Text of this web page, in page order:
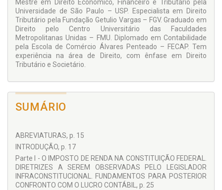
Para tanto, será preciso analisar as funções e os usuários da
contabilidade, identificando a atual perspectiva e os critérios
que guiam a elaboração dos relatórios contábeis. Feito isso,
tratar-se-á de responder à seguinte indagação: poderia o
legislador tributário brasileiro adotar o modelo de
dependência total, isto é, adotar o lucro contábil/societário
como base de cálculo do imposto de renda das pessoas
processo de determinação, como acontece em alguns
países? Em última análise, analisar-se-á criticamente se o
lucro contábil, juridicizado que foi pelo Direito Societário e
Tributário, confirmaria ou infirmaria o aspecto material do
Mestre em Direito Econômico, Financeiro e Tributário pela
Universidade de São Paulo – USP. Especialista em Direito
Tributário pela Fundação Getulio Vargas – FGV. Graduado em
Direito pelo Centro Universitário das Faculdades
Metropolitanas Unidas – FMU. Diplomado em Contabilidade
pela Escola de Comércio Álvares Penteado – FECAP. Tem
experiência na área de Direito, com ênfase em Direito
Tributário e Societário.
SUMÁRIO
ABREVIATURAS, p. 15
INTRODUÇÃO, p. 17
Parte I - O IMPOSTO DE RENDA NA CONSTITUIÇÃO FEDERAL.
DIRETRIZES A SEREM OBSERVADAS PELO LEGISLADOR
INFRACONSTITUCIONAL. FUNDAMENTOS PARA POSTERIOR
CONFRONTO COM O LUCRO CONTÁBIL, p. 25